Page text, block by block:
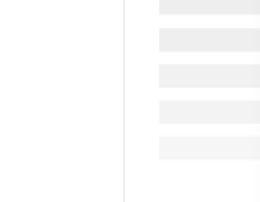
L’étude
Les 6 IA